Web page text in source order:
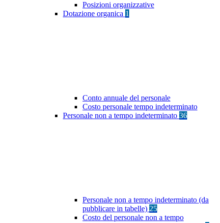
Posizioni organizzative
Dotazione organica 1
Conto annuale del personale
Costo personale tempo indeterminato
Personale non a tempo indeterminato 36
Personale non a tempo indeterminato (da
pubblicare in tabelle) 25
Costo del personale non a tempo